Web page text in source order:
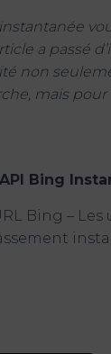
a passé
non
mais
Bing
Bing –